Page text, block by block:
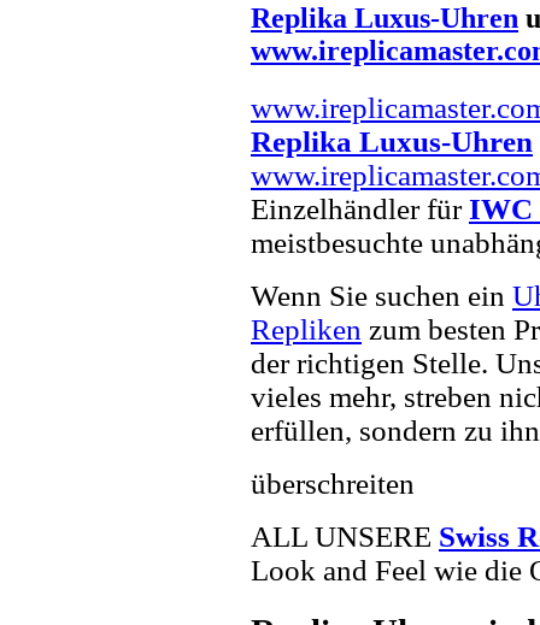
Replika Luxus-Uhren
Replika Luxus-Uhren
Einzelhändler fürIWC
meistbesuchte
Wenn Sie suchen ein
Repliken zum besten
der richtigen Stelle.
vieles mehr, streben
erfüllen, sondern zu
überschreiten
ALL UNSERE Swiss
Look and Feel wie die